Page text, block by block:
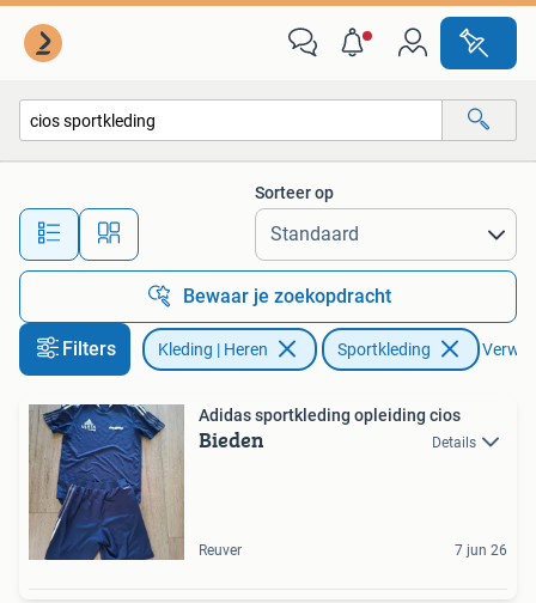
Alle afstanden…
Sorteer op
Bewaar je zoekopdracht
Filters Kleding | Heren Sportkleding
Adidas sportkleding opleiding cios
Bieden Details
Reuver 7 jun 26